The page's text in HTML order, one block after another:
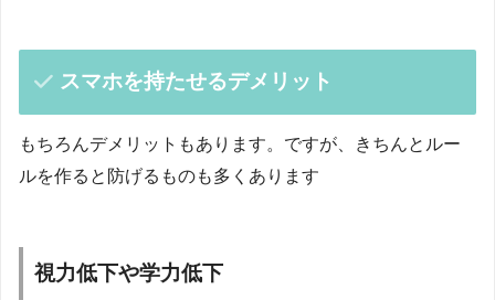
スマホを持たせるデメリット
もちろんデメリットもあります。ですが、きちんとルー
ルを作ると防げるものも多くあります
視力低下や学力低下